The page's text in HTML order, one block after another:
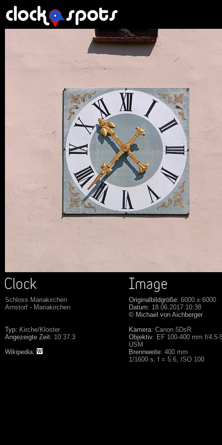
Schloss Mariakirchen
Arnstorf - Mariakirchen
Typ: Kirche/Kloster
Angezeigte Zeit: 10:37.3
Wikipedia:
Originalbildgröße: 6000 x 6000
Datum: 18.06.2017 10:38
© Michael von Aichberger
Kamera: Canon 5DsR
Objektiv: EF 100-400 mm f/
USM
Brennweite: 400 mm
1/1600 s, f = 5.6, ISO 100